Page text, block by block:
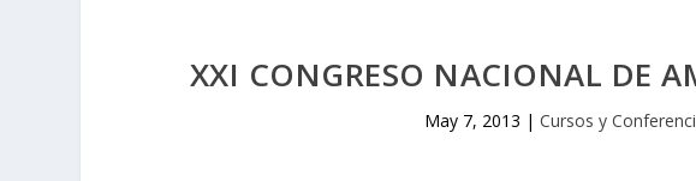
XXI CONGRESO NACIONAL DE
May 7, 2013 |Cursos y